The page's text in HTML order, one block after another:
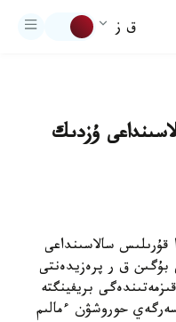
ق ز
ۇزدىك
قۇرىلىس سالاسىنداعى
بۇگىن ق ر پرەزيدەنتى
بريفينگتە
حوروشۋن ءمالىم